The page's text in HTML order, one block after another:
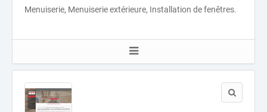
Menuiserie, Menuiserie extérieure, Installation de fenêtres.